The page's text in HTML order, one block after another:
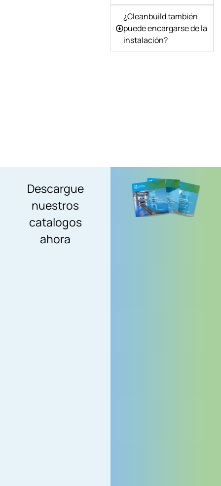
¿Cleanbuild también
puede encargarse de la
instalación?
Descargue
nuestros
catalogos
ahora